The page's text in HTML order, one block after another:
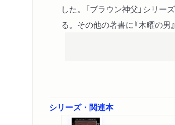
した。「ブラウン神父」シリ
る。その他の著書に『木曜の男
シリーズ・関連本